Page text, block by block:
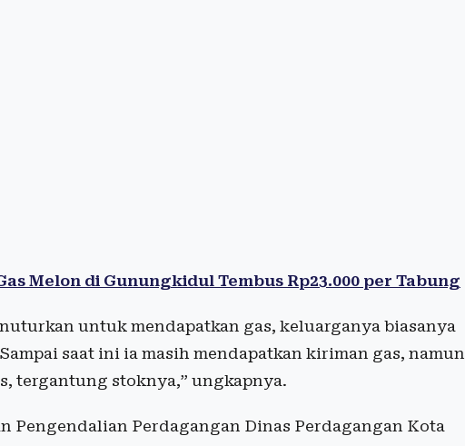
Melon di Gunungkidul Tembus Rp23.000 per Tabung
untuk mendapatkan gas, keluarganya biasanya
saat ini ia masih mendapatkan kiriman gas, namun
tergantung stoknya,” ungkapnya.
Pengendalian Perdagangan Dinas Perdagangan Kota